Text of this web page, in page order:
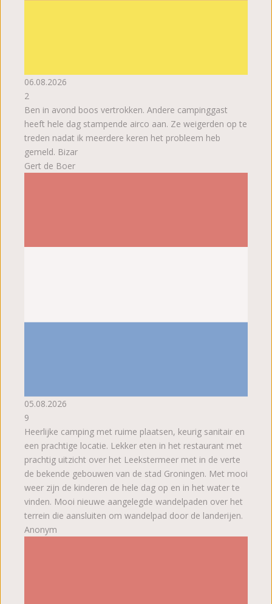
06.08.2026
2
Ben in avond boos vertrokken. Andere campinggast
heeft hele dag stampende airco aan. Ze weigerden op te
treden nadat ik meerdere keren het probleem heb
gemeld. Bizar
Gert de Boer
05.08.2026
9
Heerlijke camping met ruime plaatsen, keurig sanitair en
een prachtige locatie. Lekker eten in het restaurant met
prachtig uitzicht over het Leekstermeer met in de verte
de bekende gebouwen van de stad Groningen. Met mooi
weer zijn de kinderen de hele dag op en in het water te
vinden. Mooi nieuwe aangelegde wandelpaden over het
terrein die aansluiten om wandelpad door de landerijen.
Anonym